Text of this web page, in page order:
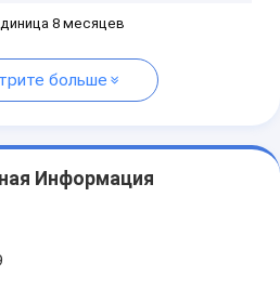
8 месяцев
больше
Информация